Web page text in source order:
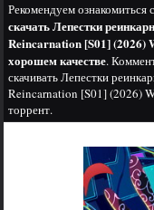
Рекомендуем ознакомиться
скачать Лепестки
Reincarnation [S01] (2026)
хорошем качестве.
скачивать Лепестки
Reincarnation [S01] (2026)
торрент.